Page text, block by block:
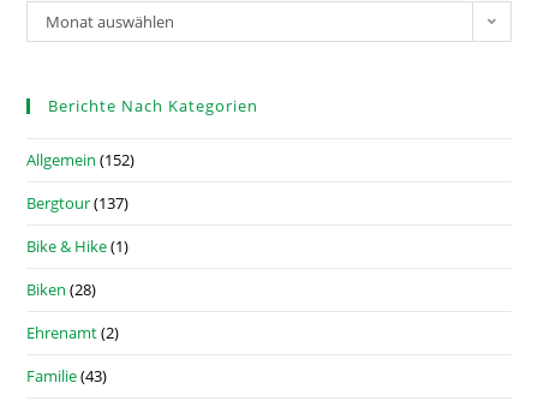
Monat auswählen
Berichte Nach Kategorien
Allgemein (152)
Bergtour(137)
Bike & Hike(1)
Biken (28)
Ehrenamt(2)
Familie(43)